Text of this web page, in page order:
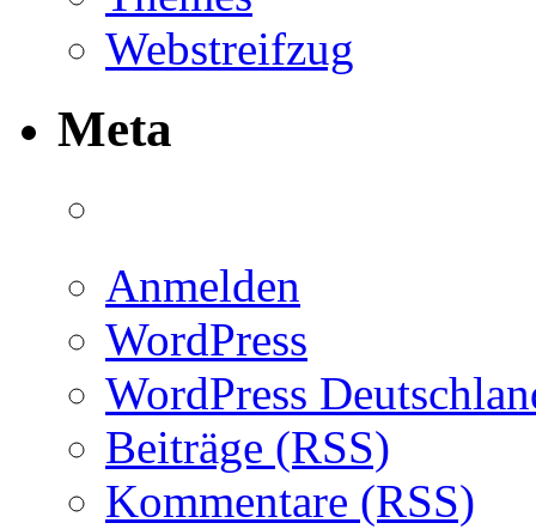
Webstreifzug
Meta
Anmelden
WordPress
WordPress
Beiträge (RSS)
Kommentare (RSS)